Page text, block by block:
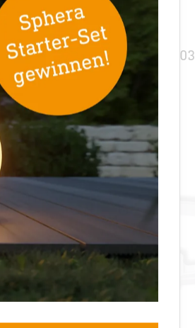
Zubehör
Eckwandhalter 03